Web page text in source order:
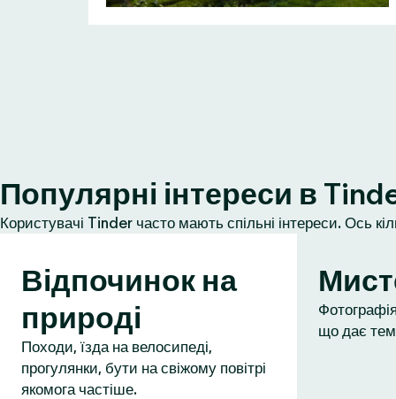
Популярні інтереси в
Користувачі Tinder часто мають спільні інтереси. Ось
Відпочинок на
природі
Походи, їзда на велосипеді,
прогулянки, бути на свіжому повітрі
якомога частіше.
що дає